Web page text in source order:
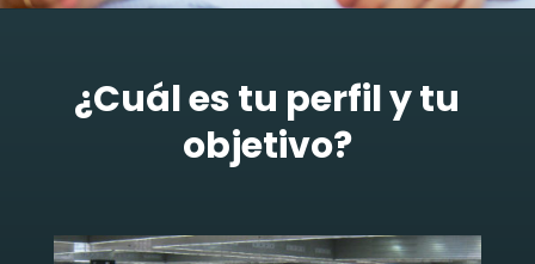
¿Cuál es tu perfil y tu
objetivo?